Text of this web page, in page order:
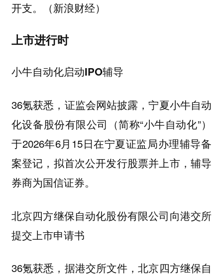
开支。（新浪财经）
上市进行时
小牛自动化启动IPO辅导
36氪获悉，证监会网站披露，宁夏小牛自动
化设备股份有限公司（简称“小牛自动化”）
于2026年6月15日在宁夏证监局办理辅导备
案登记，拟首次公开发行股票并上市，辅导
券商为国信证券。
北京四方继保自动化股份有限公司向港交所
提交上市申请书
36氪获悉，据港交所文件，北京四方继保自